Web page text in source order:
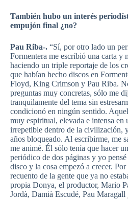
También hubo un interés
empujón final ¿no?
Pau Riba-. “Sí, por otro lado un
Formentera me escribió una carta y
haciendo un triple reportaje de los
que habían hecho discos en
Floyd, King Crimson y Pau Riba.
preguntas muy concretas, sólo me
tranquilamente del tema sin
condicionó en ningún sentido.
muy espiritual, elevada e intensa en
irrepetible dentro de la civilización,
años bloqueado. Al escribirme, me
me animé. Él sólo tenía que hacer
periódico de dos páginas y yo
disco y la cosa empezó a crecer.
recuento de la gente que ya no
propia Donya, el productor, Mario
Jordà, Damià Escudé, Pau Maragall